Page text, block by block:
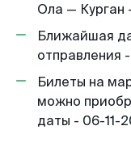
Ола — Курган
Ближайшая
отправления
Билеты на
можно
даты - 06-11-